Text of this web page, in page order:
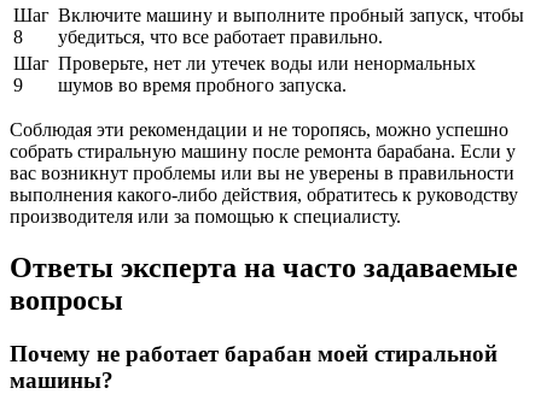
Шаг
8
Включите машину и выполните пробный запуск, чтобы
убедиться, что все работает правильно.
Шаг
9
Проверьте, нет ли утечек воды или ненормальных
шумов во время пробного запуска.
Соблюдая эти рекомендации и не торопясь, можно успешно
собрать стиральную машину после ремонта барабана. Если у
вас возникнут проблемы или вы не уверены в правильности
выполнения какого-либо действия, обратитесь к руководству
производителя или за помощью к специалисту.
Ответы эксперта на часто задаваемые
вопросы
Почему не работает барабан моей стиральной
машины?